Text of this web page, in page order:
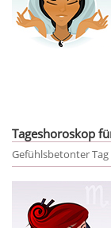
Tageshoroskop
Gefühlsbetonter Tag